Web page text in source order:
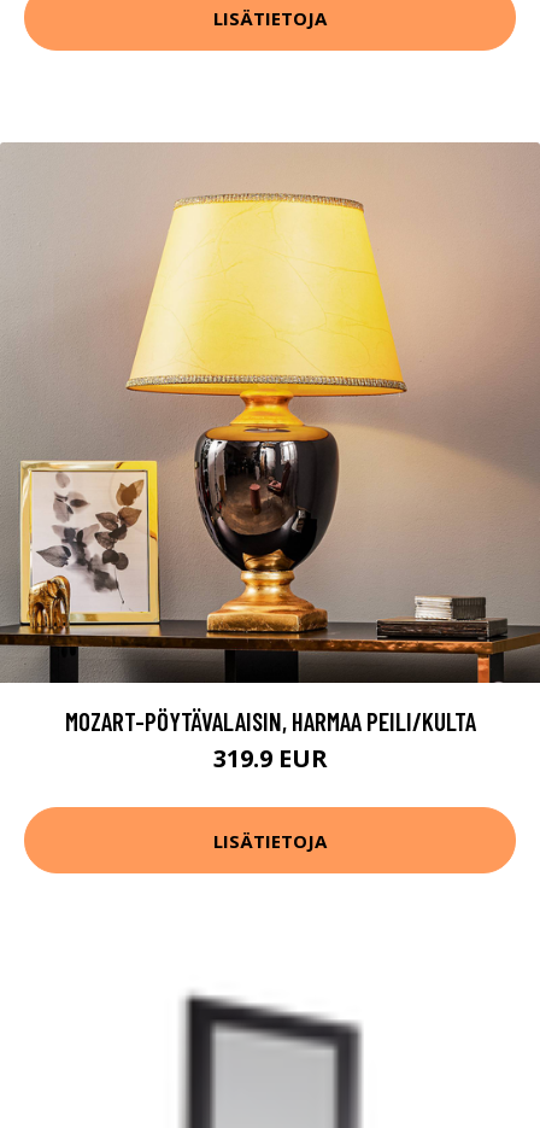
LISÄTIETOJA
MOZART-PÖYTÄVALAISIN, HARMAA PEILI/KULTA
319.9 EUR
LISÄTIETOJA